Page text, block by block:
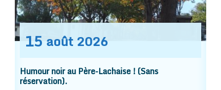
15 août 2026
Humour noir au Père-Lachaise ! (Sans
réservation).